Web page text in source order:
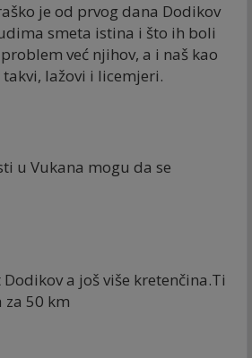
je od prvog dana Dodikov
smeta istina i što ih boli
već njihov, a i naš kao
lažovi i licemjeri.
u Vukana mogu da se
a još više kretenčina.Ti
za 50 km